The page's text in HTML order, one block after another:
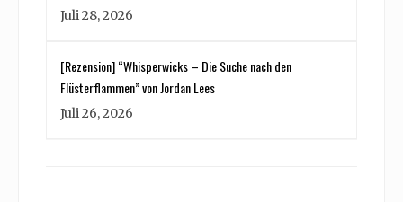
Juli 28, 2026
[Rezension] “Whisperwicks – Die Suche nach den
Flüsterflammen” von Jordan Lees
Juli 26, 2026